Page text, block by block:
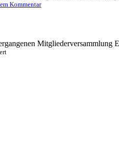
Kommentar
Mitgliederversammlung
für